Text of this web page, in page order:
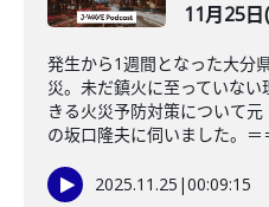
11月25
発生から1週間となった大分
災。未だ鎮火に至っていな
きる火災予防対策について
の坂口隆夫に伺いました。＝
2025.11.25 |00:09:15